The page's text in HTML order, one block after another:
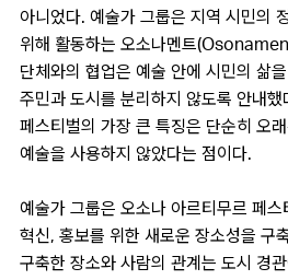
아니었다. 예술가 그룹은 지역 시민의
위해 활동하는 오소나멘트
단체와의 협업은 예술 안에 시민의 삶
주민과 도시를 분리하지 않도록 안내했
페스티벌의 가장 큰 특징은 단순히 오
예술을 사용하지 않았다는 점이다.
예술가 그룹은 오소나 아르티무르 페
혁신, 홍보를 위한 새로운 장소성을 구
구축한 장소와 사람의 관계는 도시 경